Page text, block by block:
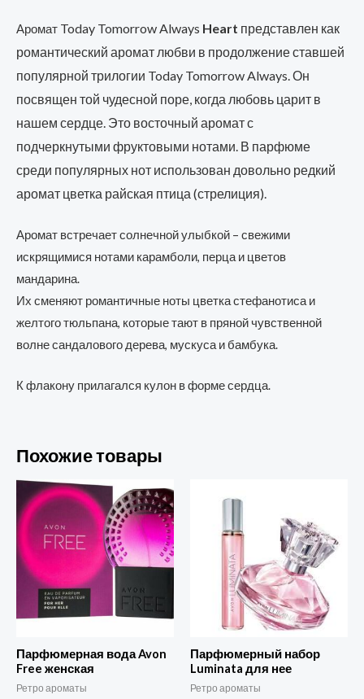
Аромат Today Tomorrow Always Heart представлен как
романтический аромат любви в продолжение ставшей
популярной трилогии Today Tomorrow Always. Он
посвящен той чудесной поре, когда любовь царит в
нашем сердце. Это восточный аромат с
подчеркнутыми фруктовыми нотами. В парфюме
среди популярных нот использован довольно редкий
аромат цветка райская птица (стрелиция).
Аромат встречает солнечной улыбкой – свежими
искрящимися нотами карамболи, перца и цветов
мандарина.
Их сменяют романтичные ноты цветка стефанотиса и
желтого тюльпана, которые тают в пряной чувственной
волне сандалового дерева, мускуса и бамбука.
К флакону прилагался кулон в форме сердца.
Похожие товары
Парфюмерная вода Avon
Free женская
Ретро ароматы
Парфюмерный набор
Luminata для нее
Ретро ароматы